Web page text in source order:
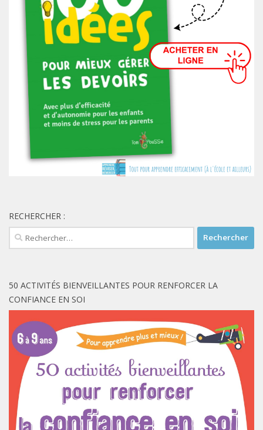
RECHERCHER :
Rechercher :
50 ACTIVITÉS BIENVEILLANTES POUR RENFORCER LA
CONFIANCE EN SOI